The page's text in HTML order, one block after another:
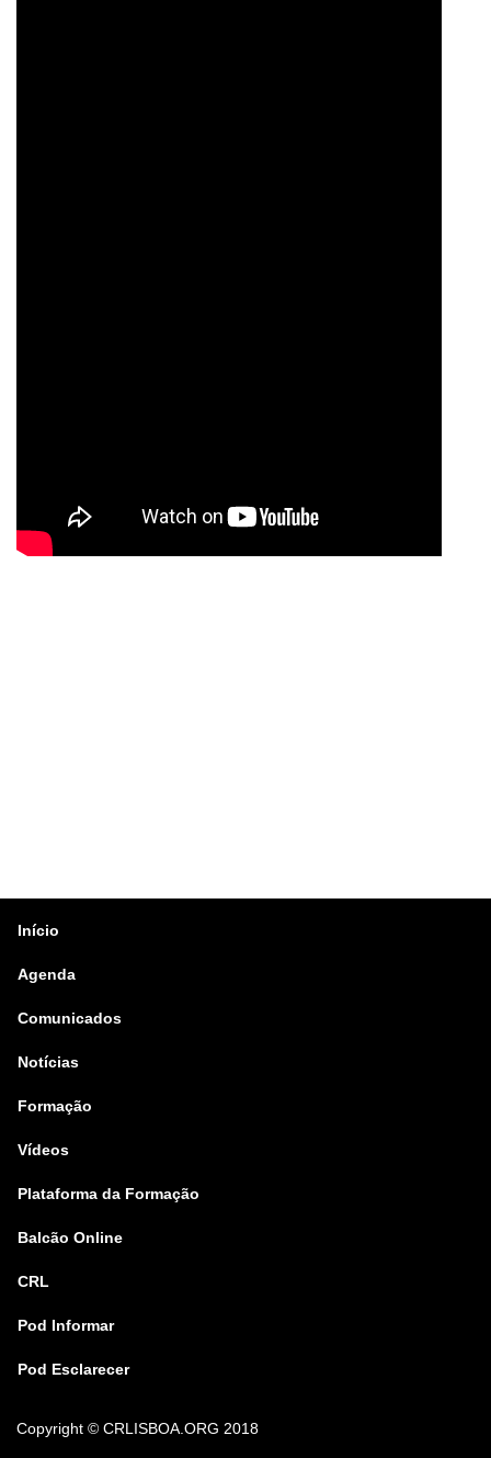
Início
Agenda
Comunicados
Notícias
Formação
Vídeos
Plataforma da Formação
Balcão Online
CRL
Pod Informar
Pod Esclarecer
Copyright © CRLISBOA.ORG 2018